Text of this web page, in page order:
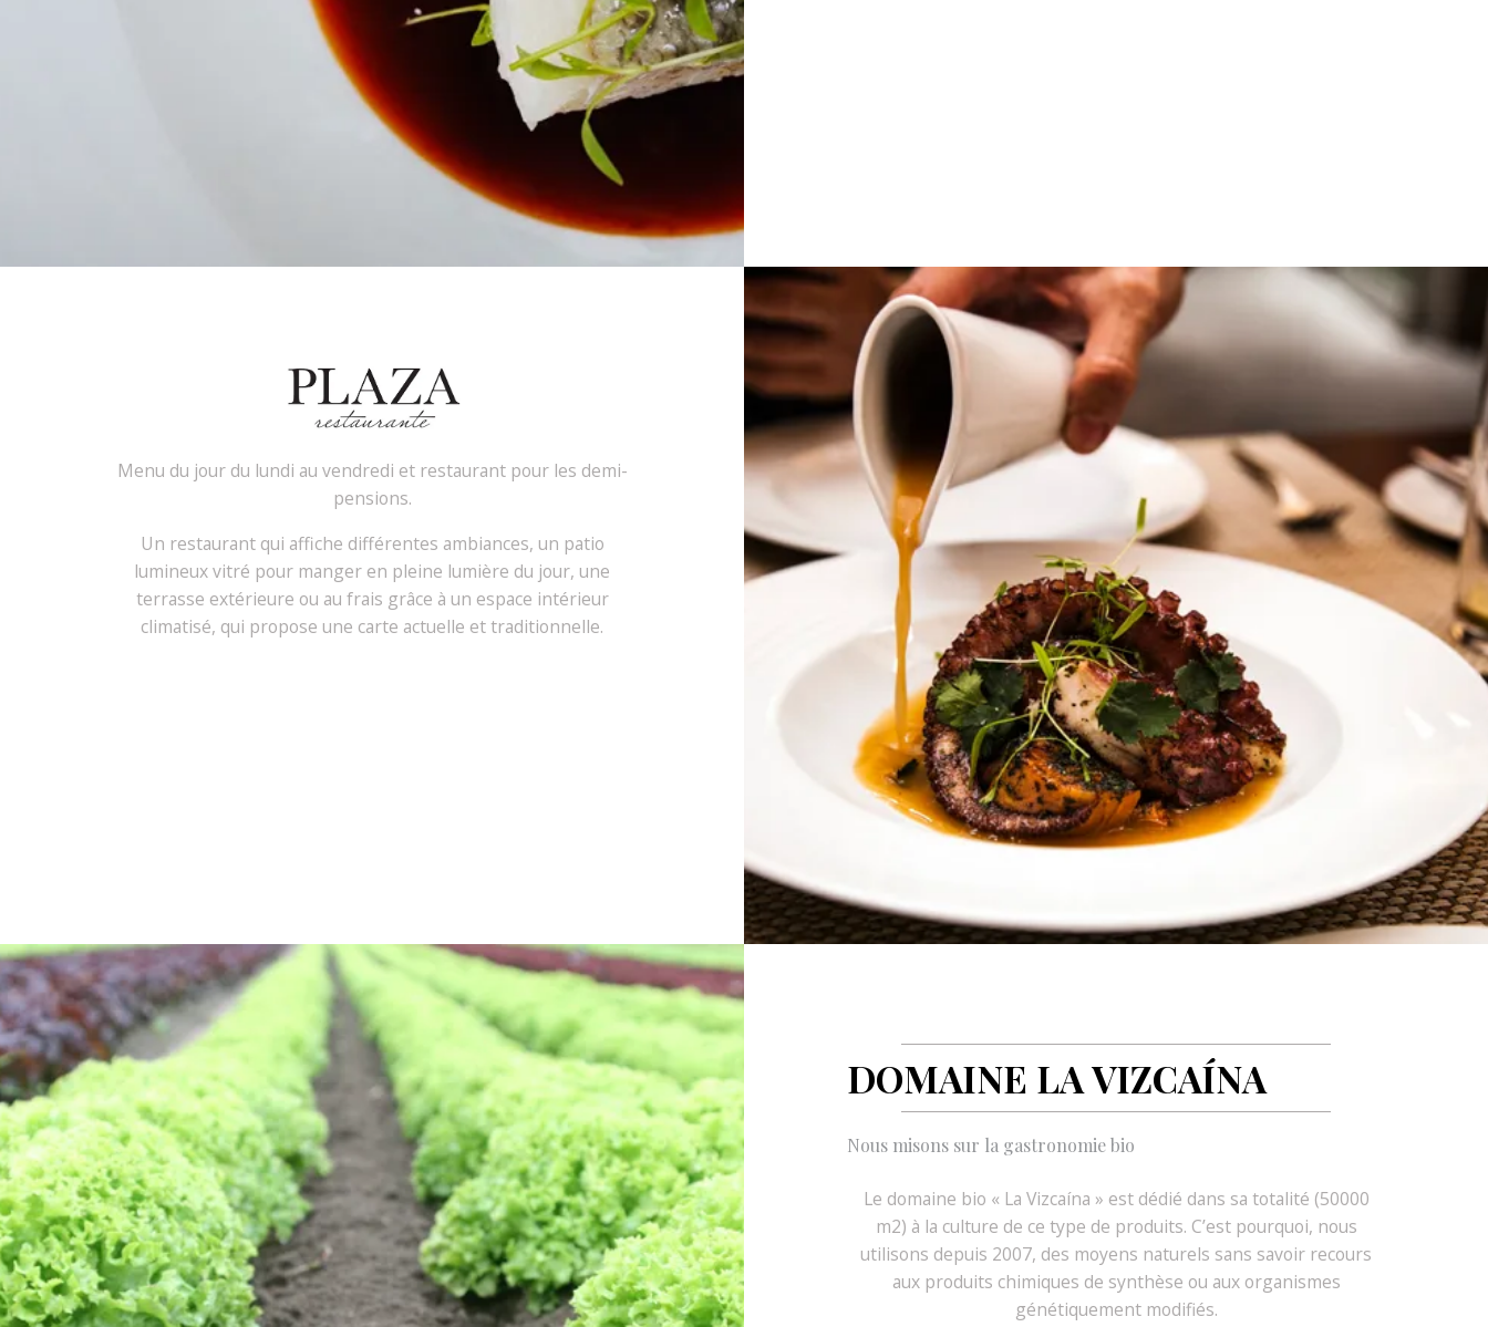
Menu du jour du lundi au vendredi et restaurant pour les demi-
pensions.
Un restaurant qui affiche différentes ambiances, un patio
lumineux vitré pour manger en pleine lumière du jour, une
terrasse extérieure ou au frais grâce à un espace intérieur
climatisé, qui propose une carte actuelle et traditionnelle.
DOMAINE LA VIZCAÍNA
Nous misons sur la gastronomie bio
Le domaine bio « La Vizcaína » est dédié dans sa totalité (50000
m2) à la culture de ce type de produits. C’est pourquoi, nous
utilisons depuis 2007, des moyens naturels sans savoir recours
aux produits chimiques de synthèse ou aux organismes
génétiquement modifiés.